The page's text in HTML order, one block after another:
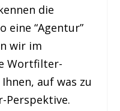
die
eine “Agentur”
wir im
Wortfilter-
auf was zu
Perspektive.